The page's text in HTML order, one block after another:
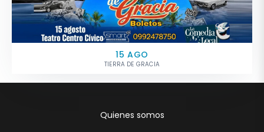
15 AGO
TIERRA DE GRACIA
Quienes somos